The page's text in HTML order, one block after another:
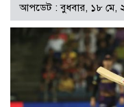
আপডেট : বুধবার, ১৮ মে,